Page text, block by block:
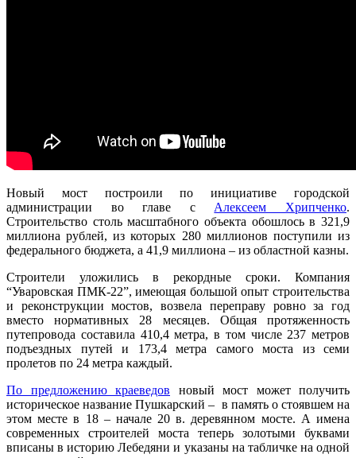
Новый мост построили по инициативе городской
администрации во главе с Алексеем Хрипченко.
Строительство столь масштабного объекта обошлось в 321,9
миллиона рублей, из которых 280 миллионов поступили из
федерального бюджета, а 41,9 миллиона – из областной казны.
Строители уложились в рекордные сроки. Компания
“Уваровская ПМК-22”, имеющая большой опыт строительства
и реконструкции мостов, возвела переправу ровно за год
вместо нормативных 28 месяцев. Общая протяженность
путепровода составила 410,4 метра, в том числе 237 метров
подъездных путей и 173,4 метра самого моста из семи
пролетов по 24 метра каждый.
По предложению краеведов новый мост может получить
историческое название Пушкарский – в память о стоявшем на
этом месте в 18 – начале 20 в. деревянном мосте. А имена
современных строителей моста теперь золотыми буквами
вписаны в историю Лебедяни и указаны на табличке на одной